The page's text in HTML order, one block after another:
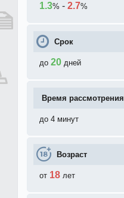
1.3% - 2.7%
Срок
до 20 дней
Время рассмотрения
до 4 минут
Возраст
от 18 лет